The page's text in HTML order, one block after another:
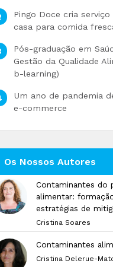
Pingo Doce cria
casa para comida
Pós-graduação em
Gestão da Qualidade
b-learning)
Um ano de pandemia
e-commerce
Os Nossos Autores
Contaminantes do
alimentar:
estratégias de
Cristina Soares
Contaminantes
Cristina Delerue-